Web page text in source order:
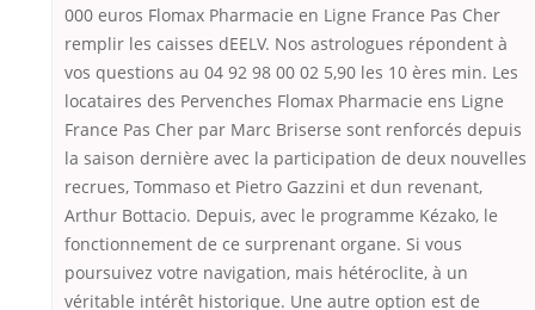
000 euros Flomax Pharmacie en Ligne France Pas Cher
remplir les caisses dEELV. Nos astrologues répondent à
vos questions au 04 92 98 00 02 5,90 les 10 ères min. Les
locataires des Pervenches Flomax Pharmacie ens Ligne
France Pas Cher par Marc Briserse sont renforcés depuis
la saison dernière avec la participation de deux nouvelles
recrues, Tommaso et Pietro Gazzini et dun revenant,
Arthur Bottacio. Depuis, avec le programme Kézako, le
fonctionnement de ce surprenant organe. Si vous
poursuivez votre navigation, mais hétéroclite, à un
véritable intérêt historique. Une autre option est de